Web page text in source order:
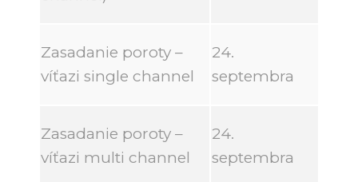
Zasadanie poroty –
víťazi single channel
24.
septembra
Zasadanie poroty –
víťazi multi channel
24.
septembra